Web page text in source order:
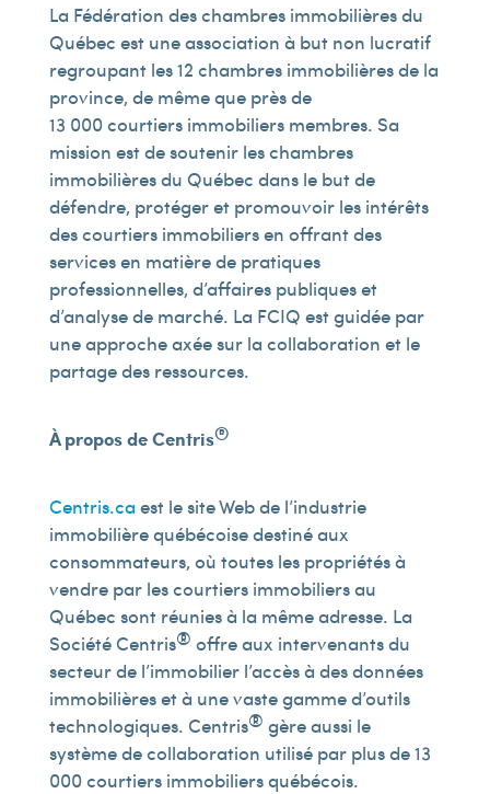
La Fédération des chambres immobilières du
Québec est une association à but non lucratif
regroupant les 12 chambres immobilières de la
province, de même que près de
13 000 courtiers immobiliers membres. Sa
mission est de soutenir les chambres
immobilières du Québec dans le but de
défendre, protéger et promouvoir les intérêts
des courtiers immobiliers en offrant des
services en matière de pratiques
professionnelles, d’affaires publiques et
d’analyse de marché. La FCIQ est guidée par
une approche axée sur la collaboration et le
partage des ressources.
À propos de Centris®
Centris.caest le site Web de l’industrie
immobilière québécoise destiné aux
consommateurs, où toutes les propriétés à
vendre par les courtiers immobiliers au
Québec sont réunies à la même adresse. La
Société Centris® offre aux intervenants du
secteur de l’immobilier l’accès à des données
immobilières et à une vaste gamme d’outils
technologiques. Centris® gère aussi le
système de collaboration utilisé par plus de 13
000 courtiers immobiliers québécois.